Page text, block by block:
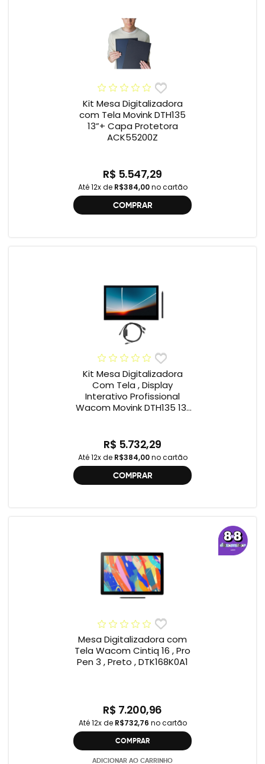
Kit Mesa Digitalizadora
com Tela Movink DTH135
13”+ Capa Protetora
ACK55200Z
R$ 5.547,29
Até 12x de R$384,00no cartão
COMPRAR
Kit Mesa Digitalizadora
Com Tela , Display
Interativo Profissional
Wacom Movink DTH135 13”
R$ 5.732,29
Até 12x de R$384,00no cartão
COMPRAR
Mesa Digitalizadora com
Tela Wacom Cintiq 16 , Pro
Pen 3 , Preto , DTK168K0A1
R$ 7.200,96
Até 12x de R$732,76 no cartão
COMPRAR
ADICIONAR AO CARRINHO